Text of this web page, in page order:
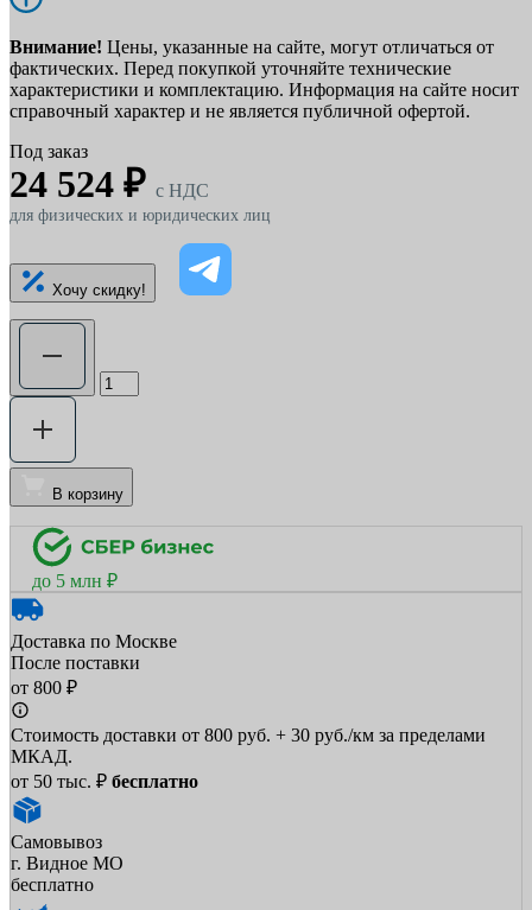
Внимание! Цены, указанные на сайте, могут отличаться от
фактических. Перед покупкой уточняйте технические
характеристики и комплектацию. Информация на сайте носит
справочный характер и не является публичной офертой.
Под заказ
24 524 ₽ c НДС
для физических и юридических лиц
Хочу скидку!
В корзину
до 5 млн ₽
Доставка по Москве
После поставки
от 800 ₽
Стоимость доставки от 800 руб. + 30 руб./км за пределами
МКАД.
от 50 тыс. ₽ бесплатно
Самовывоз
г. Видное МО
бесплатно